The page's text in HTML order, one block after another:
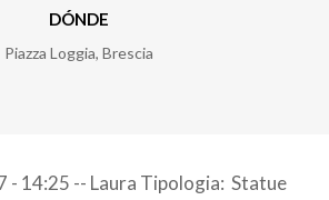
DÓNDE
Piazza Loggia, Brescia
- 14:25 -- Laura Tipologia: Statue